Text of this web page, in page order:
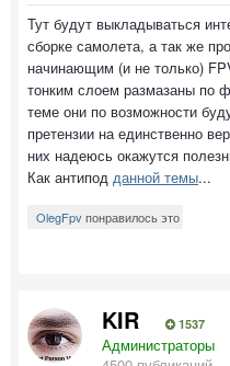
Тут будут выкладываться
сборке самолета, а так же
начинающим (и не только)
тонким слоем размазаны по
теме они по возможности
претензии на единственно
них надеюсь окажутся
Как антипод данной темы...
OlegFpvпонравилось это
KIR 1537
Администраторы